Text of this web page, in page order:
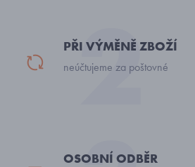
PŘI VÝMĚNĚ ZBOŽÍ
neúčtujeme za poštovné
OSOBNÍ ODBĚR